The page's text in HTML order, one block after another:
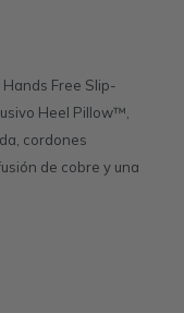
Free Slip-
Heel Pillow™,
cordones
de cobre y una